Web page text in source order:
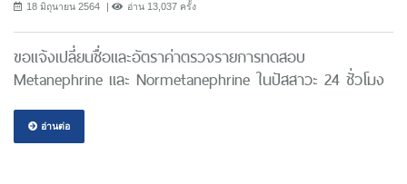
18 มิถุนายน 2564 อ่าน 13,037 ครั้ง
ขอแจ้งเปลี่ยนชื่อและอัตราค่าตรวจรายการทดสอบ
Metanephrine และ Normetanephrine ในปัสสาวะ 24 ชั่วโมง
อ่านต่อ